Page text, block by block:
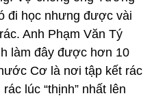
đi học nhưng được vài
Anh Phạm Văn Tý
làm đây được hơn 10
Cơ là nơi tập kết rác
lúc “thịnh” nhất lên